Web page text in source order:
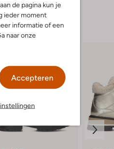
de pagina kun je
ieder moment
informatie of een
naar onze
Accepteren